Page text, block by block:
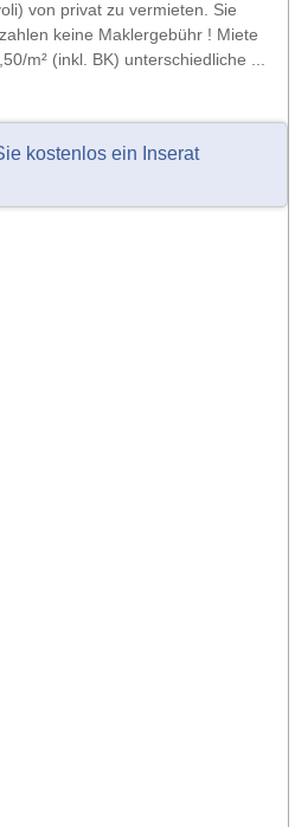
von privat zu vermieten. Sie
keine Maklergebühr ! Miete
m² (inkl. BK) unterschiedliche ...
kostenlos ein Inserat